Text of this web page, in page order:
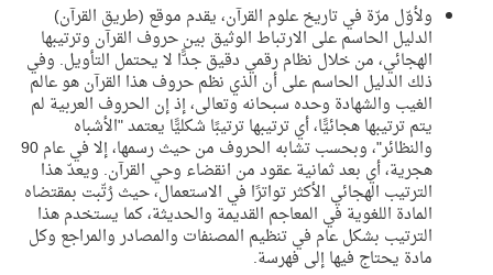
ولأوّل مرّة في تاريخ علوم القرآن، يقدم موقع (طريق القرآن)
الدليل الحاسم على الارتباط الوثيق بين حروف القرآن وترتيبها
الهجائي، من خلال نظام رقمي دقيق جدًّا لا يحتمل التأويل. وفي
ذلك الدليل الحاسم على أن الذي نظم حروف هذا القرآن هو عالم
الغيب والشهادة وحده سبحانه وتعالى، إذ إن الحروف العربية لم
يتم ترتيبها هجائيًّا، أي ترتيبها ترتيبًا شكليًّا يعتمد "الأشباه
والنظائر"، وبحسب تشابه الحروف من حيث رسمها، إلا في عام 90
هجرية، أي بعد ثمانية عقود من انقضاء وحي القرآن. ويعدّ هذا
الترتيب الهجائي الأكثر تواترًا في الاستعمال، حيث رُتّبت بمقتضاه
المادة اللغوية في المعاجم القديمة والحديثة، كما يستخدم هذا
الترتيب بشكل عام في تنظيم المصنفات والمصادر والمراجع وكل
مادة يحتاج فيها إلى فهرسة.